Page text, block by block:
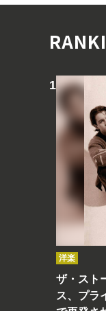
洋楽
ザ・スト
ス、プラ